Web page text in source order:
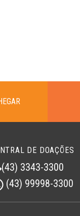
DE DOAÇÕES
(43) 3343-3300
(43) 99998-3300